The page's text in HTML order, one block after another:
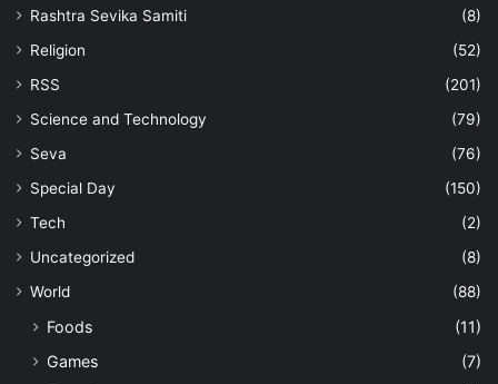
Rashtra Sevika Samiti
(8)
Religion
(52)
RSS
(201)
Science and Technology
(79)
Seva
(76)
Special Day
(150)
Tech
(2)
Uncategorized
(8)
World
(88)
Foods
(11)
Games
(7)